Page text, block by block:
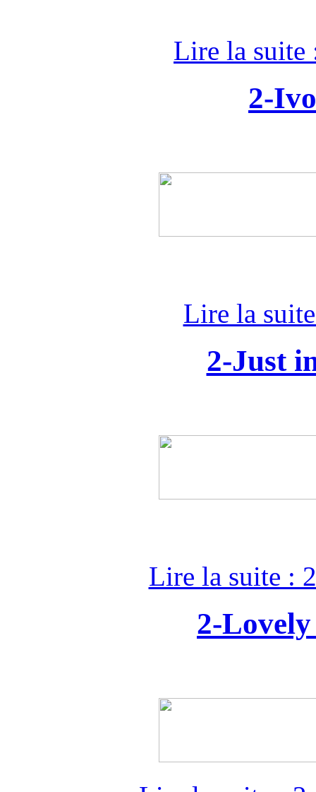
Lire la
2-
Lire la
2-Just
Lire la suite :
2-